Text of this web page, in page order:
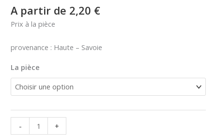
A partir de 2,20 €
Prix à la pièce
provenance : Haute – Savoie
La pièce
-
quantité
de
+